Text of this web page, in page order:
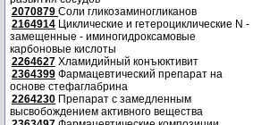
2070879 Соли гликозаминогликанов
2164914 Циклические и гетероциклические N -
замещенные - иминогидроксамовые
карбоновые кислоты
2264627 Хламидийный конъюктивит
2364399 Фармацевтический препарат на
основе стефаглабрина
2264230 Препарат с замедленным
высвобождением активного вещества